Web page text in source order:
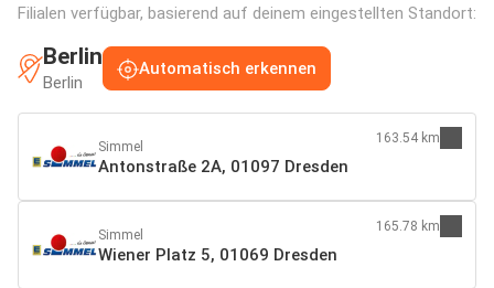
Filialen verfügbar, basierend auf deinem eingestellten Standort:
Berlin
Berlin
Automatisch erkennen
Simmel
Antonstraße 2A, 01097 Dresden
163.54 km
Simmel
Wiener Platz 5, 01069 Dresden
165.78 km